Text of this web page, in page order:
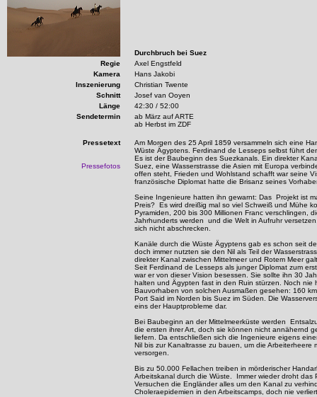
Durchbruch bei Suez
Regie
Axel Engstfeld
Kamera
Hans Jakobi
Inszenierung
Christian Twente
Schnitt
Josef van Ooyen
Länge
42:30 / 52:00
Sendetermin
ab März auf ARTE
ab Herbst im ZDF
Pressetext
Pressefotos
Am Morgen des 25 April 1859 versammeln sich eine
Wüste Ägyptens. Ferdinand de Lesseps selbst führt
Es ist der Baubeginn des Suezkanals. Ein direkter
Suez, eine Wasserstrasse die Asien mit Europa
offen steht, Frieden und Wohlstand schafft war seine
französische Diplomat hatte die Brisanz seines
Seine Ingenieure hatten ihn gewarnt: Das Projekt ist
Preis? Es wird dreißig mal so viel Schweiß und Mühe
Pyramiden, 200 bis 300 Millionen Franc verschlingen,
Jahrhunderts werden und die Welt in Aufruhr
sich nicht abschrecken.
Kanäle durch die Wüste Ägyptens gab es schon seit
doch immer nutzten sie den Nil als Teil der
direkter Kanal zwischen Mittelmeer und Rotem Meer
Seit Ferdinand de Lesseps als junger Diplomat zum
war er von dieser Vision besessen. Sie sollte ihn 30
halten und Ägypten fast in den Ruin stürzen. Noch nie
Bauvorhaben von solchen Ausmaßen gesehen: 160
Port Said im Norden bis Suez im Süden. Die
eins der Hauptprobleme dar.
Bei Baubeginn an der Mittelmeerküste werden
die ersten ihrer Art, doch sie können nicht annähernd
liefern. Da entschließen sich die Ingenieure eigens
Nil bis zur Kanaltrasse zu bauen, um die Arbeiterheere
versorgen.
Bis zu 50.000 Fellachen treiben in mörderischer
Arbeitskanal durch die Wüste. Immer wieder droht das
Versuchen die Engländer alles um den Kanal zu
Choleraepidemien in den Arbeitscamps, doch nie